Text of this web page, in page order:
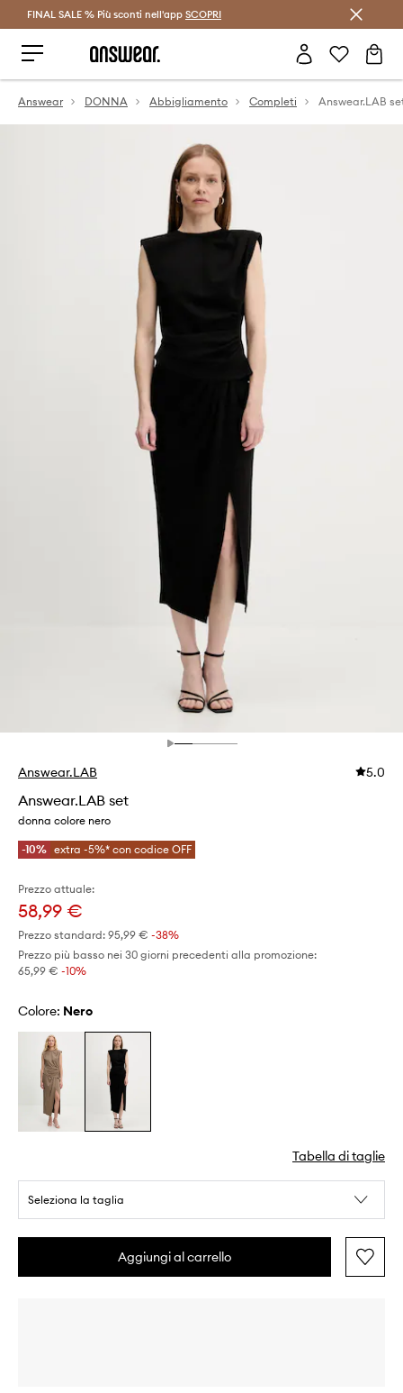
Risparmia con Answear Club >
FINAL SALE % Più sconti nell'app SCOPRI
Answear DONNA Abbigliamento Completi Answear.LAB
Answear.LAB 5.0
Answear.LAB set
donna colore nero
-10% extra -5%* con codice OFF
Prezzo attuale:
58,99 €
Prezzo standard: 95,99 € -38%
Prezzo più basso nei 30 giorni precedenti alla promozione:
65,99 € -10%
Colore: nero
Tabella di taglie
Seleziona la taglia
Aggiungi al carrello